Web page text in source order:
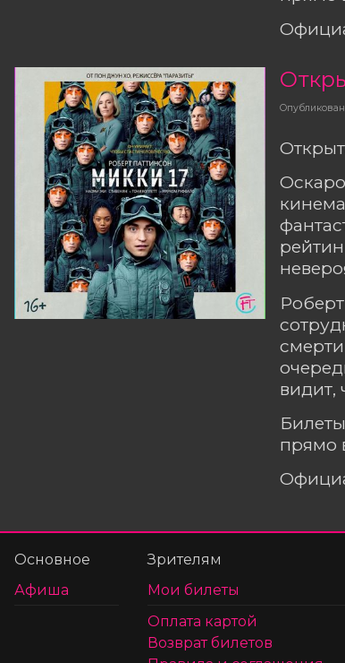
видит,
прямо
Основное
Афиша
Зрителям
Мои билеты
Оплата картой
Возврат билетов